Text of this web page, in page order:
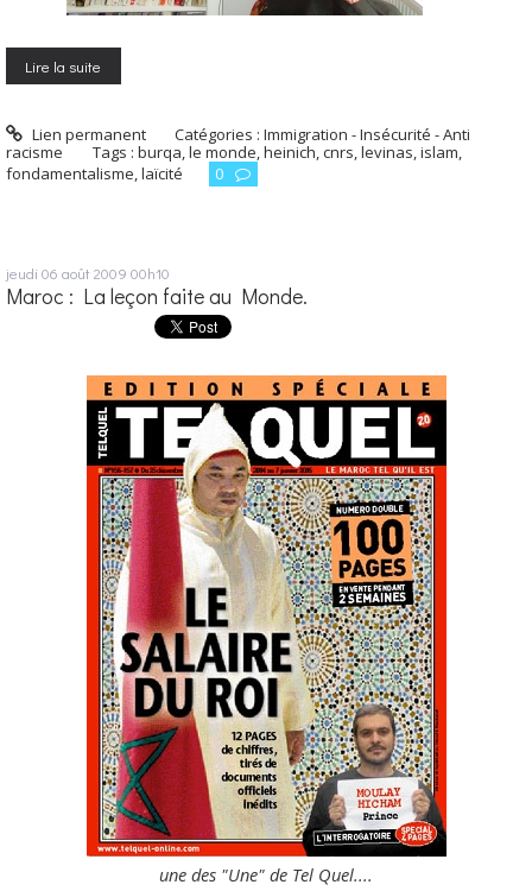
Lire la suite
Lien permanent Catégories :Immigration - Insécurité - Anti
racisme
Tags : burqa,le monde,heinich,cnrs,levinas,islam,
fondamentalisme,laïcité 0
jeudi 06 août 2009 00h10
Maroc : La leçon faite au Monde.
une des "Une" de Tel Quel....